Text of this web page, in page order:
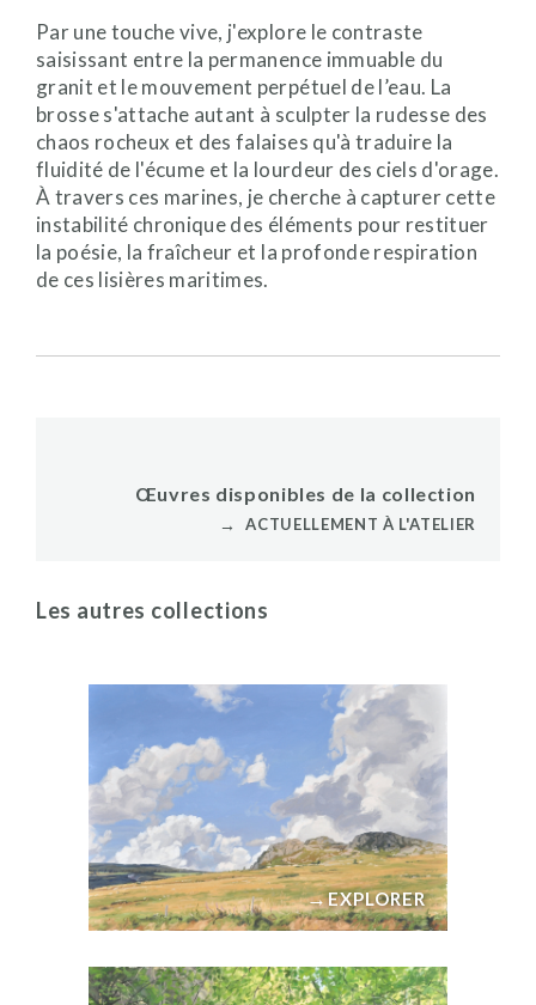
Par une touche vive, j'explore le contraste
saisissant entre la permanence immuable du
granit et le mouvement perpétuel de l’eau. La
brosse s'attache autant à sculpter la rudesse des
chaos rocheux et des falaises qu'à traduire la
fluidité de l'écume et la lourdeur des ciels d'orage.
À travers ces marines, je cherche à capturer cette
instabilité chronique des éléments pour restituer
la poésie, la fraîcheur et la profonde respiration
de ces lisières maritimes.
Œuvres disponibles de la collection
→ ACTUELLEMENT À L'ATELIER
Les autres collections
→EXPLORER